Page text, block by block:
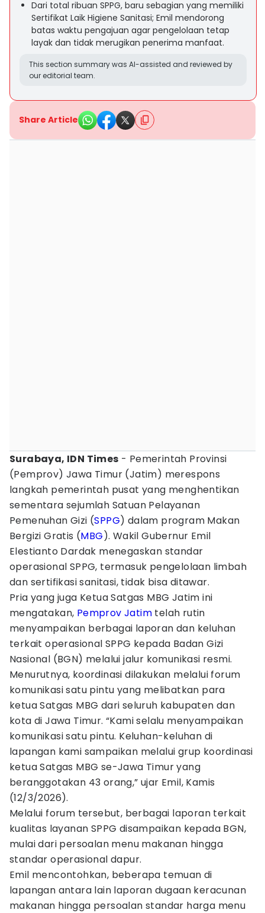
Dari total ribuan SPPG, baru sebagian yang memiliki
Sertifikat Laik Higiene Sanitasi; Emil mendorong
batas waktu pengajuan agar pengelolaan tetap
layak dan tidak merugikan penerima manfaat.
This section summary was AI-assisted and reviewed by
our editorial team.
Share Article
Surabaya, IDN Times - Pemerintah Provinsi
(Pemprov) Jawa Timur (Jatim) merespons
langkah pemerintah pusat yang menghentikan
sementara sejumlah Satuan Pelayanan
Pemenuhan Gizi (SPPG) dalam program Makan
Bergizi Gratis (MBG). Wakil Gubernur Emil
Elestianto Dardak menegaskan standar
operasional SPPG, termasuk pengelolaan limbah
dan sertifikasi sanitasi, tidak bisa ditawar.
Pria yang juga Ketua Satgas MBG Jatim ini
mengatakan, Pemprov Jatim telah rutin
menyampaikan berbagai laporan dan keluhan
terkait operasional SPPG kepada Badan Gizi
Nasional (BGN) melalui jalur komunikasi resmi.
Menurutnya, koordinasi dilakukan melalui forum
komunikasi satu pintu yang melibatkan para
ketua Satgas MBG dari seluruh kabupaten dan
kota di Jawa Timur. “Kami selalu menyampaikan
komunikasi satu pintu. Keluhan-keluhan di
lapangan kami sampaikan melalui grup koordinasi
ketua Satgas MBG se-Jawa Timur yang
beranggotakan 43 orang,” ujar Emil, Kamis
(12/3/2026).
Melalui forum tersebut, berbagai laporan terkait
kualitas layanan SPPG disampaikan kepada BGN,
mulai dari persoalan menu makanan hingga
standar operasional dapur.
Emil mencontohkan, beberapa temuan di
lapangan antara lain laporan dugaan keracunan
makanan hingga persoalan standar harga menu